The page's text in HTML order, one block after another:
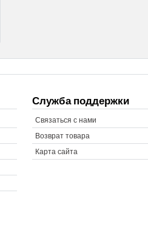
Служба поддержки
Связаться с нами
Возврат товара
Карта сайта